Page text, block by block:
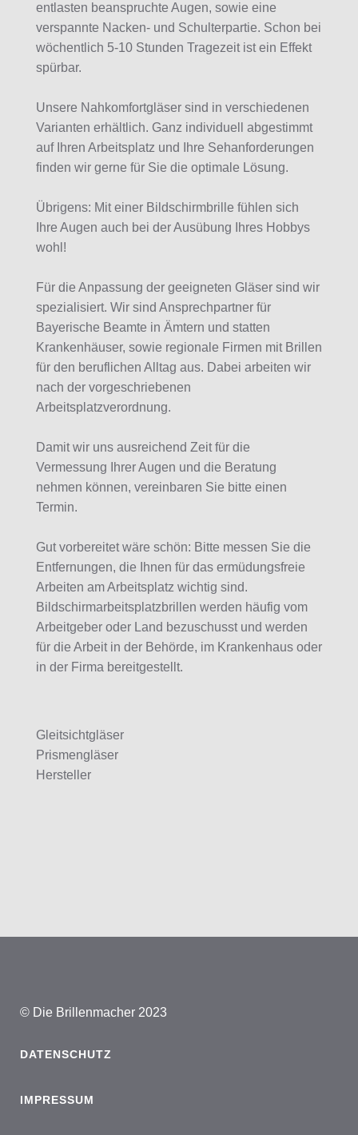
entlasten beanspruchte Augen, sowie eine
verspannte Nacken- und Schulterpartie. Schon bei
wöchentlich 5-10 Stunden Tragezeit ist ein Effekt
spürbar.
Unsere Nahkomfortgläser sind in verschiedenen
Varianten erhältlich. Ganz individuell abgestimmt
auf Ihren Arbeitsplatz und Ihre Sehanforderungen
finden wir gerne für Sie die optimale Lösung.
Übrigens: Mit einer Bildschirmbrille fühlen sich
Ihre Augen auch bei der Ausübung Ihres Hobbys
wohl!
Für die Anpassung der geeigneten Gläser sind wir
spezialisiert. Wir sind Ansprechpartner für
Bayerische Beamte in Ämtern und statten
Krankenhäuser, sowie regionale Firmen mit Brillen
für den beruflichen Alltag aus. Dabei arbeiten wir
nach der vorgeschriebenen
Arbeitsplatzverordnung.
Damit wir uns ausreichend Zeit für die
Vermessung Ihrer Augen und die Beratung
nehmen können, vereinbaren Sie bitte einen
Termin.
Gut vorbereitet wäre schön: Bitte messen Sie die
Entfernungen, die Ihnen für das ermüdungsfreie
Arbeiten am Arbeitsplatz wichtig sind.
Bildschirmarbeitsplatzbrillen werden häufig vom
Arbeitgeber oder Land bezuschusst und werden
für die Arbeit in der Behörde, im Krankenhaus oder
in der Firma bereitgestellt.
Gleitsichtgläser
Prismengläser
Hersteller
© Die Brillenmacher 2023
DATENSCHUTZ
IMPRESSUM